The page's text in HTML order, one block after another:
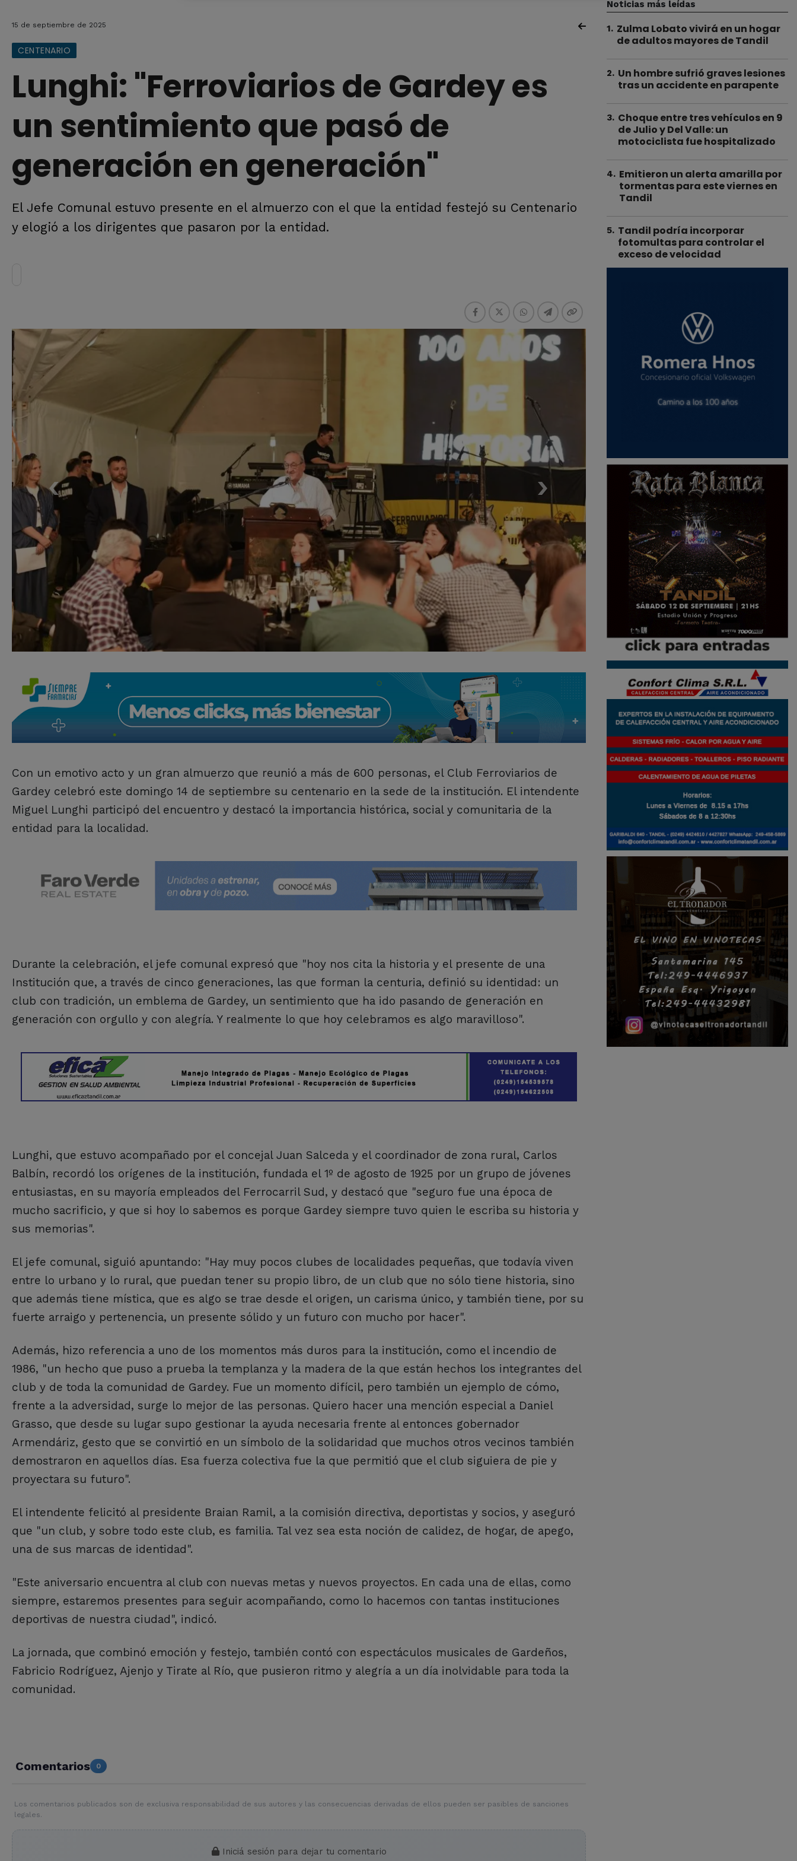
15 de septiembre de 2025
CENTENARIO
Lunghi: "Ferroviarios de Gardey es
un sentimiento que pasó de
generación en generación"
El Jefe Comunal estuvo presente en el almuerzo con el que la entidad festejó su Centenario
y elogió a los dirigentes que pasaron por la entidad.
Con un emotivo acto y un gran almuerzo que reunió a más de 600 personas, el Club Ferroviarios de
Gardey celebró este domingo 14 de septiembre su centenario en la sede de la institución. El intendente
Miguel Lunghi participó del encuentro y destacó la importancia histórica, social y comunitaria de la
entidad para la localidad.
Durante la celebración, el jefe comunal expresó que "hoy nos cita la historia y el presente de una
Institución que, a través de cinco generaciones, las que forman la centuria, definió su identidad: un
club con tradición, un emblema de Gardey, un sentimiento que ha ido pasando de generación en
generación con orgullo y con alegría. Y realmente lo que hoy celebramos es algo maravilloso".
Lunghi, que estuvo acompañado por el concejal Juan Salceda y el coordinador de zona rural, Carlos
Balbín, recordó los orígenes de la institución, fundada el 1º de agosto de 1925 por un grupo de jóvenes
entusiastas, en su mayoría empleados del Ferrocarril Sud, y destacó que "seguro fue una época de
mucho sacrificio, y que si hoy lo sabemos es porque Gardey siempre tuvo quien le escriba su historia y
sus memorias".
El jefe comunal, siguió apuntando: "Hay muy pocos clubes de localidades pequeñas, que todavía viven
entre lo urbano y lo rural, que puedan tener su propio libro, de un club que no sólo tiene historia, sino
que además tiene mística, que es algo se trae desde el origen, un carisma único, y también tiene, por su
fuerte arraigo y pertenencia, un presente sólido y un futuro con mucho por hacer".
Además, hizo referencia a uno de los momentos más duros para la institución, como el incendio de
1986, "un hecho que puso a prueba la templanza y la madera de la que están hechos los integrantes del
club y de toda la comunidad de Gardey. Fue un momento difícil, pero también un ejemplo de cómo,
frente a la adversidad, surge lo mejor de las personas. Quiero hacer una mención especial a Daniel
Grasso, que desde su lugar supo gestionar la ayuda necesaria frente al entonces gobernador
Armendáriz, gesto que se convirtió en un símbolo de la solidaridad que muchos otros vecinos también
demostraron en aquellos días. Esa fuerza colectiva fue la que permitió que el club siguiera de pie y
proyectara su futuro".
El intendente felicitó al presidente Braian Ramil, a la comisión directiva, deportistas y socios, y aseguró
que "un club, y sobre todo este club, es familia. Tal vez sea esta noción de calidez, de hogar, de apego,
una de sus marcas de identidad".
"Este aniversario encuentra al club con nuevas metas y nuevos proyectos. En cada una de ellas, como
siempre, estaremos presentes para seguir acompañando, como lo hacemos con tantas instituciones
deportivas de nuestra ciudad", indicó.
La jornada, que combinó emoción y festejo, también contó con espectáculos musicales de Gardeños,
Fabricio Rodríguez, Ajenjo y Tirate al Río, que pusieron ritmo y alegría a un día inolvidable para toda la
comunidad.
Comentarios 0
Los comentarios publicados son de exclusiva responsabilidad de sus autores y las consecuencias derivadas de ellos pueden ser pasibles de sanciones
legales.
Iniciá sesión para dejar tu comentario
Noticias más leídas
1. Zulma Lobato vivirá en un hogar
de adultos mayores de Tandil
2. Un hombre sufrió graves lesiones
tras un accidente en parapente
3. Choque entre tres vehículos en 9
de Julio y Del Valle: un
motociclista fue hospitalizado
4. Emitieron un alerta amarilla por
tormentas para este viernes en
Tandil
5. Tandil podría incorporar
fotomultas para controlar el
exceso de velocidad